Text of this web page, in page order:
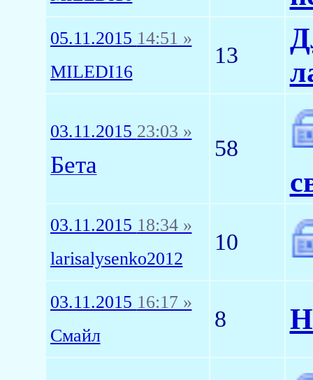
05.11.2015 14:51 »
MILEDI16
13
03.11.2015 23:03 »
Бета
58
03.11.2015 18:34 »
larisalysenko2012
10
03.11.2015 16:17 »
Смайл
8